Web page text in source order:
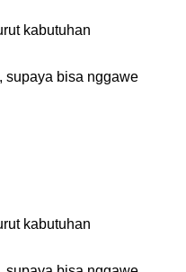
kabutuhan
supaya bisa nggawe
kabutuhan